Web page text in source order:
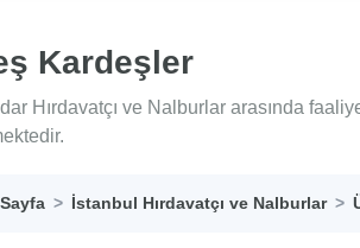
Kardeşler
Hırdavatçı ve Nalburlar arasında
İstanbul Hırdavatçı ve Nalburlar